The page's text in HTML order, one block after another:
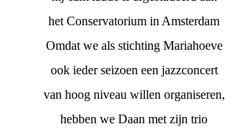
het Conservatorium in Amsterdam
Omdat we als stichting Mariahoeve
ook ieder seizoen een jazzconcert
van hoog niveau willen organiseren,
hebben we Daan met zijn trio